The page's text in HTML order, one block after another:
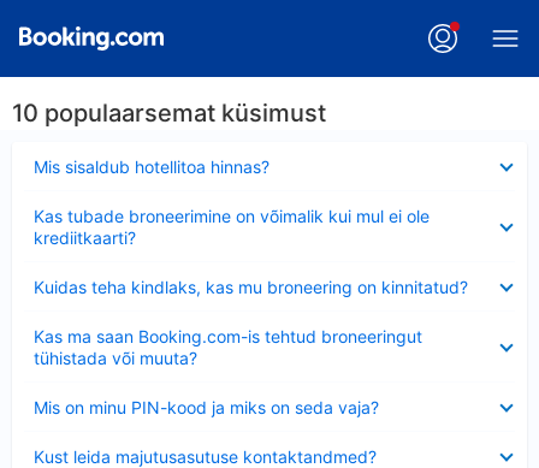
10 populaarsemat küsimust
Mis sisaldub hotellitoa hinnas?
Kas tubade broneerimine on võimalik kui mul ei ole
krediitkaarti?
Kuidas teha kindlaks, kas mu broneering on kinnitatud?
Kas ma saan Booking.com-is tehtud broneeringut
tühistada või muuta?
Mis on minu PIN-kood ja miks on seda vaja?
Kust leida majutusasutuse kontaktandmed?